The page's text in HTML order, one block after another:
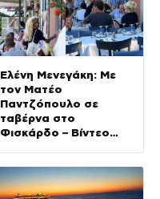
Ελένη Μενεγάκη: Με
τον Ματέο
Παντζόπουλο σε
ταβέρνα στο
Φισκάρδο – Βίντεο